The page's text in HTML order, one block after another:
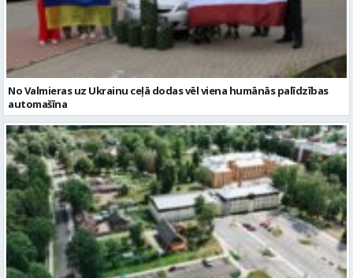
No Valmieras uz Ukrainu ceļā dodas vēl viena humānās palīdzības
automašīna